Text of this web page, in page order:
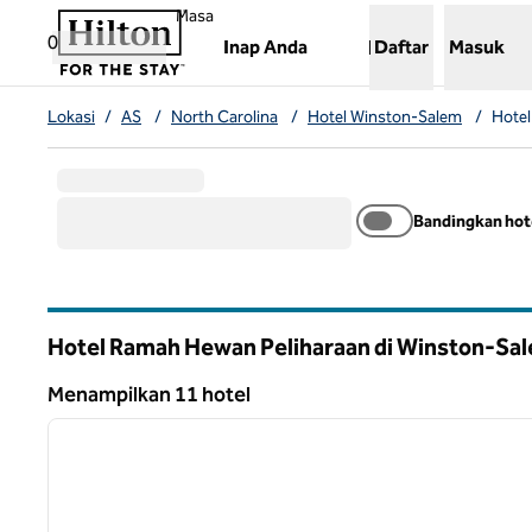
Lompati ke Konten
0
Masa
Inap Anda
,Membuka tab baru
Daftar Masuk
Lokasi / AS / North Carolina / Hotel Winston-Salem /
Bandingkan
Hotel Ramah Hewan Peliharaan di Winston-
Menampilkan 11 hotel
Menampilkan 11 hotel
1 dari 12